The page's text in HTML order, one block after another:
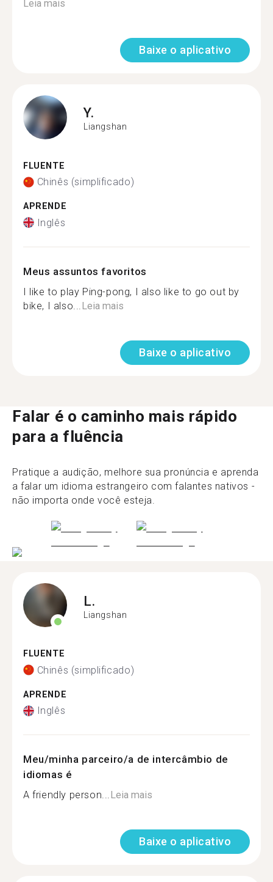
Leia mais
Baixe o aplicativo
Y.
Liangshan
FLUENTE
Chinês (simplificado)
APRENDE
Inglês
Meus assuntos favoritos
I like to play Ping-pong, I also like to go out by
bike, I also... Leia mais
Baixe o aplicativo
Falar é o caminho mais rápido
para a fluência
Pratique a audição, melhore sua pronúncia e aprenda
a falar um idioma estrangeiro com falantes nativos -
não importa onde você esteja.
L.
Liangshan
FLUENTE
Chinês (simplificado)
APRENDE
Inglês
Meu/minha parceiro/a de intercâmbio de
idiomas é
A friendly person...Leia mais
Baixe o aplicativo